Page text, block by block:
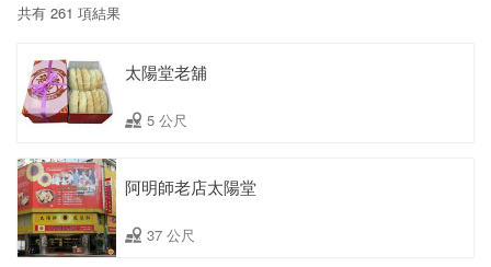
共有 261 項結果
太陽堂老舖
5 公尺
阿明師老店太陽堂
37 公尺